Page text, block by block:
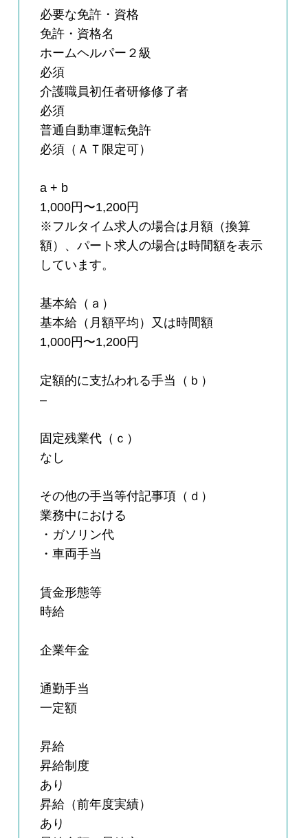
必要な免許・資格
免許・資格名
ホームヘルパー２級
必須
介護職員初任者研修修了者
必須
普通自動車運転免許
必須（ＡＴ限定可）
a + b
1,000円〜1,200円
※フルタイム求人の場合は月額（換算
額）、パート求人の場合は時間額を表示
しています。
基本給（ａ）
基本給（月額平均）又は時間額
1,000円〜1,200円
定額的に支払われる手当（ｂ）
–
固定残業代（ｃ）
なし
その他の手当等付記事項（ｄ）
業務中における
・ガソリン代
・車両手当
賃金形態等
時給
企業年金
通勤手当
一定額
昇給
昇給制度
あり
昇給（前年度実績）
あり